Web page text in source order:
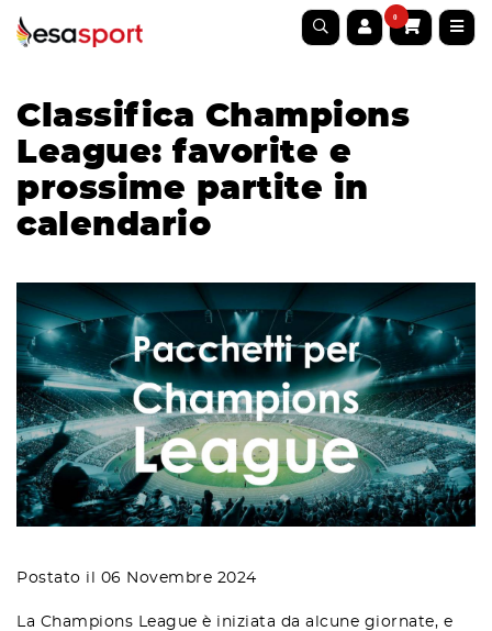
0
Classifica Champions
League: favorite e
prossime partite in
calendario
Postato il 06 Novembre 2024
La Champions League è iniziata da alcune giornate, e